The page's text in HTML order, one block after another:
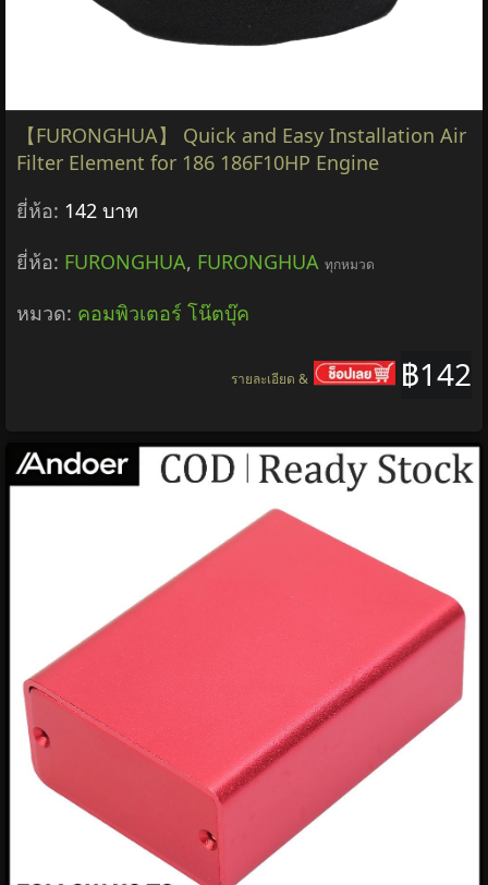
【FURONGHUA】 Quick and Easy Installation Air
Filter Element for 186 186F10HP Engine
ยี่ห้อ: 142 บาท
ยี่ห้อ: FURONGHUA, FURONGHUA ทุกหมวด
หมวด: คอมพิวเตอร์ โน๊ตบุ๊ค
฿142
รายละเอียด &